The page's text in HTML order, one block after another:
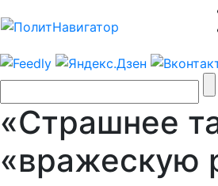
«Страшнее
«вражескую